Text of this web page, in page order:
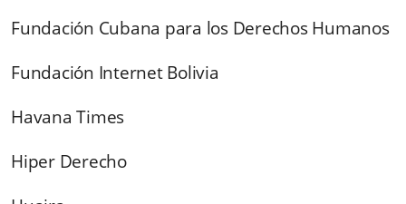
Fundación Cubana para los Derechos Humanos
Fundación Internet Bolivia
Havana Times
Hiper Derecho